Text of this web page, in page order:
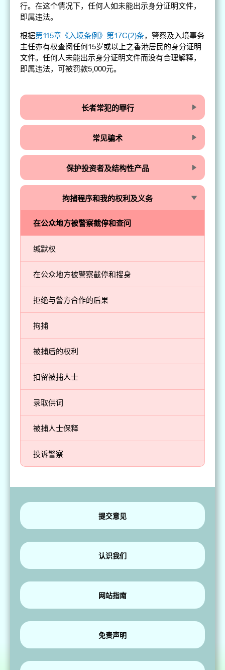
行。在这个情况下，任何人如未能出示身分证明文件，
即属违法。
根据第115章《入境条例》第17C(2)条，警察及入境事务
主任亦有权查阅任何15岁或以上之香港居民的身分证明
文件。任何人未能出示身分证明文件而没有合理解释，
即属违法，可被罚款5,000元。
长者常犯的罪行
常见骗术
保护投资者及结构性产品
拘捕程序和我的权利及义务
投诉警察
被捕人士保释
录取供词
扣留被捕人士
被捕后的权利
拘捕
拒绝与警方合作的后果
在公众地方被警察截停和搜身
缄默权
在公众地方被警察截停和查问
提交意见
认识我们
网站指南
免责声明